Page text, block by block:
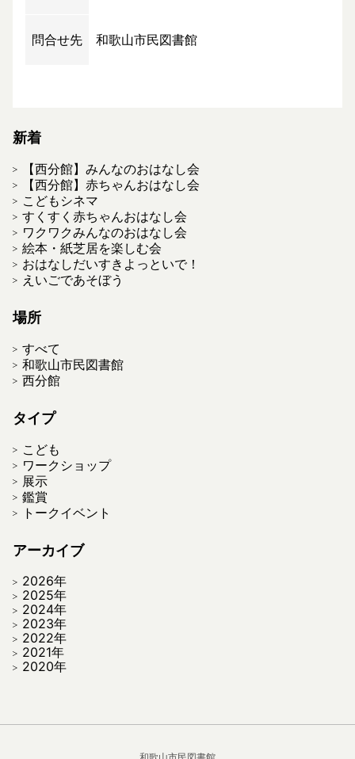
問合せ先 和歌山市民図書館
新着
【西分館】みんなのおはなし会
【西分館】赤ちゃんおはなし会
こどもシネマ
すくすく赤ちゃんおはなし会
ワクワクみんなのおはなし会
絵本・紙芝居を楽しむ会
おはなしだいすきよっといで！
えいごであそぼう
場所
すべて
和歌山市民図書館
西分館
タイプ
こども
ワークショップ
展示
鑑賞
トークイベント
アーカイブ
2026年
2025年
2024年
2023年
2022年
2021年
2020年